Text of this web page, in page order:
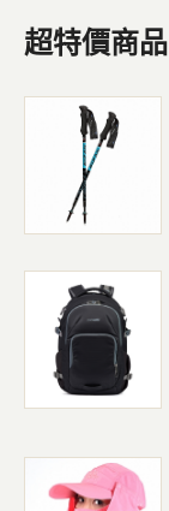
超特價商品